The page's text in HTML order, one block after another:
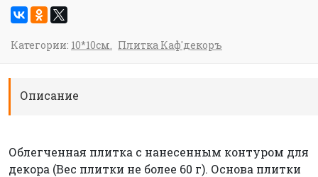
Категории: 10*10см. Плитка Каф'декоръ
Описание
Облегченная плитка с нанесенным контуром для
декора (Вес плитки не более 60 г). Основа плитки